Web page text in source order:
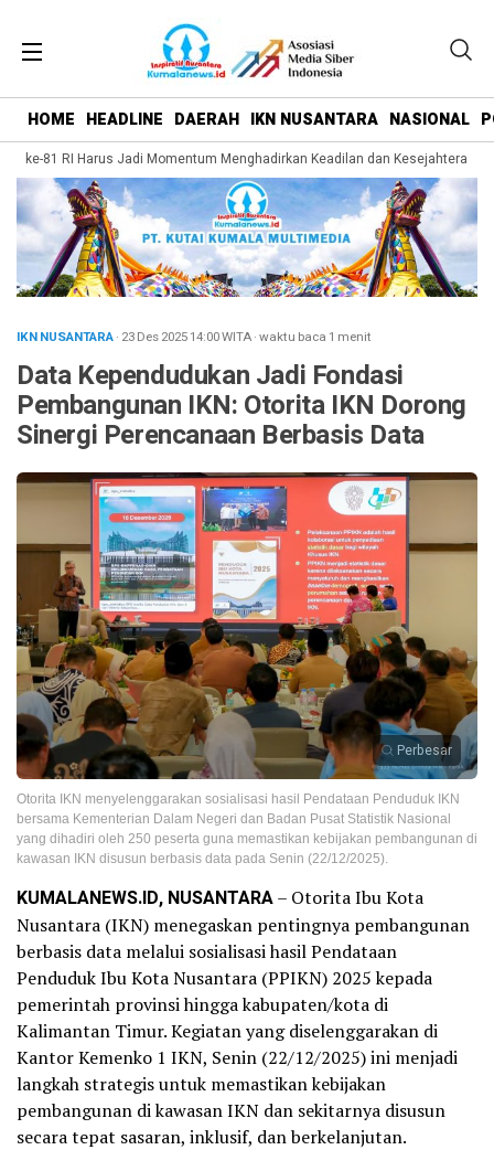
HOME HEADLINE DAERAH IKN NUSANTARA NASIONAL
ke-81 RI Harus Jadi Momentum Menghadirkan Keadilan dan Kesejahteraan
IKN NUSANTARA· 23 Des 202514:00WITA·waktu baca 1 menit
Data Kependudukan Jadi Fondasi
Pembangunan IKN: Otorita IKN Dorong
Sinergi Perencanaan Berbasis Data
Perbesar
Otorita IKN menyelenggarakan sosialisasi hasil Pendataan Penduduk IKN
bersama Kementerian Dalam Negeri dan Badan Pusat Statistik Nasional
yang dihadiri oleh 250 peserta guna memastikan kebijakan pembangunan di
kawasan IKN disusun berbasis data pada Senin (22/12/2025).
KUMALANEWS.ID, NUSANTARA– Otorita Ibu Kota
Nusantara (IKN) menegaskan pentingnya pembangunan
berbasis data melalui sosialisasi hasil Pendataan
Penduduk Ibu Kota Nusantara (PPIKN) 2025 kepada
pemerintah provinsi hingga kabupaten/kota di
Kalimantan Timur. Kegiatan yang diselenggarakan di
Kantor Kemenko 1 IKN, Senin (22/12/2025) ini menjadi
langkah strategis untuk memastikan kebijakan
pembangunan di kawasan IKN dan sekitarnya disusun
secara tepat sasaran, inklusif, dan berkelanjutan.